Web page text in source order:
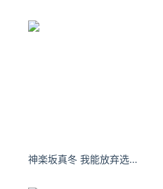
神楽坂真冬 我能放弃选择，但是我不能选择放弃。